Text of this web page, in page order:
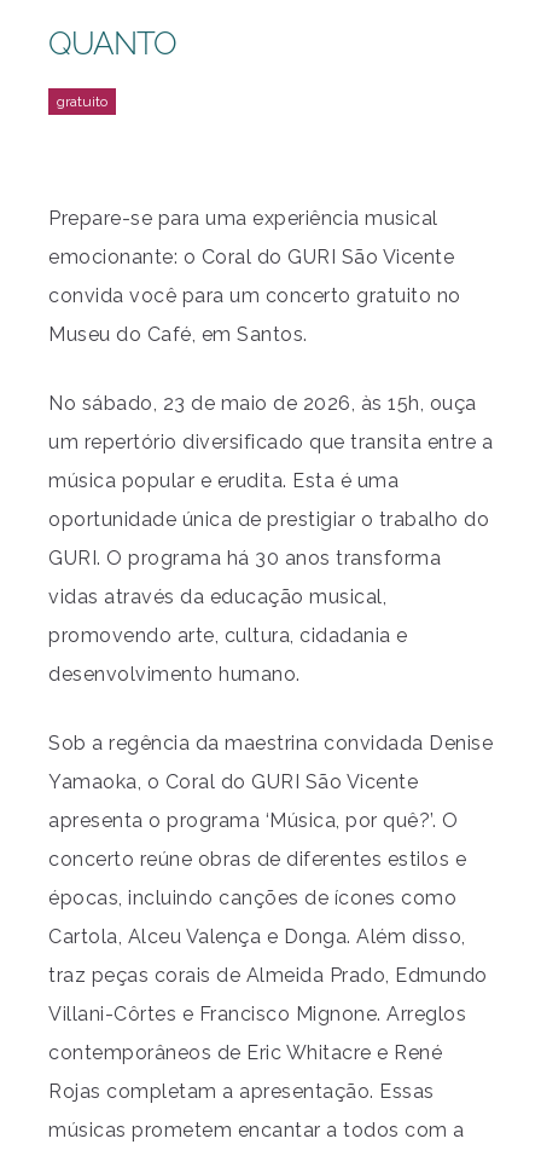
QUANTO
Prepare-se para uma experiência musical
emocionante: o Coral do GURI São Vicente
convida você para um concerto gratuito no
Museu do Café, em Santos.
No sábado, 23 de maio de 2026, às 15h, ouça
um repertório diversificado que transita entre a
música popular e erudita. Esta é uma
oportunidade única de prestigiar o trabalho do
GURI. O programa há 30 anos transforma
vidas através da educação musical,
promovendo arte, cultura, cidadania e
desenvolvimento humano.
Sob a regência da maestrina convidada Denise
Yamaoka, o Coral do GURI São Vicente
apresenta o programa ‘Música, por quê?’. O
concerto reúne obras de diferentes estilos e
épocas, incluindo canções de ícones como
Cartola, Alceu Valença e Donga. Além disso,
traz peças corais de Almeida Prado, Edmundo
Villani-Côrtes e Francisco Mignone. Arreglos
contemporâneos de Eric Whitacre e René
Rojas completam a apresentação. Essas
músicas prometem encantar a todos com a